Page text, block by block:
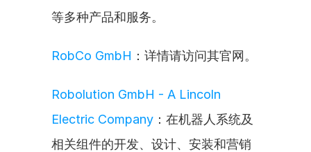
等多种产品和服务。
RobCo GmbH ：详情请访问其官网。
Robolution GmbH - A Lincoln
Electric Company ：在机器人系统及
相关组件的开发、设计、安装和营销